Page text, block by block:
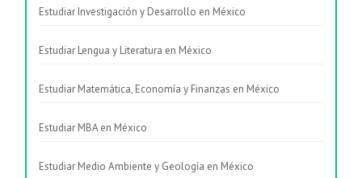
Estudiar Investigación y Desarrollo en México
Estudiar Lengua y Literatura en México
Estudiar Matemática, Economía y Finanzas en México
Estudiar MBA en México
Estudiar Medio Ambiente y Geología en México